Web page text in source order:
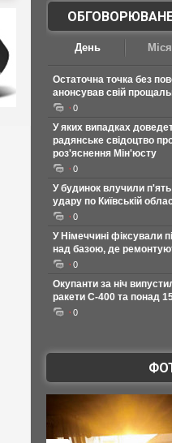
День
Остаточна точка без
анонсував свій
0
У яких випадках
радянське свідоцтво
роз'яснення Мін'юсту
0
У будинок влучили п'ять
удару по Київській
0
У Німеччині фіксували
над базою, де
0
Окупанти за ніч
ракети С-400 та понад
0